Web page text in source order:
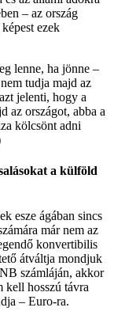
– az ország
ezek
lenne, ha jönne –
tudja majd az
jelenti, hogy a
az országot, abba a
kölcsönt adni
a külföld
esze ágában sincs
már nem az
konvertibilis
átváltja mondjuk
számláján, akkor
kell hosszú távra
– Euro-ra.